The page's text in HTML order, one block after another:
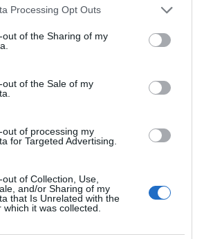
website/app uses one or more Google
visit or usage behaviour. You may click to
to Google and its third-party tags to
specified purposes in below Google
Processing Opt Outs
out of the Sharing of my
out of the Sale of my
out of processing my
for Targeted Advertising.
of Collection, Use,
and/or Sharing of my
that Is Unrelated with the
it was collected.
–
κύμα φυγής των